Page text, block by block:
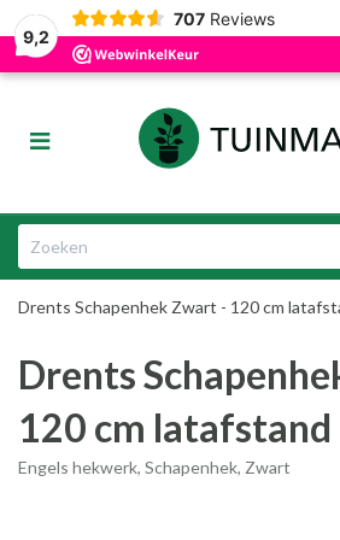
(Tuinafscheiding)
(Tuinmeubelen)
(Dier & Tuin)
9,2
707 Reviews
Gratis afhalen in Groningen
Toggle
Winkelwagen
Vul hem met
Drents Schapenhek Zwart - 120 cm
Drents
120 cm latafstand
Engels hekwerk, Schapenhek, Zwart